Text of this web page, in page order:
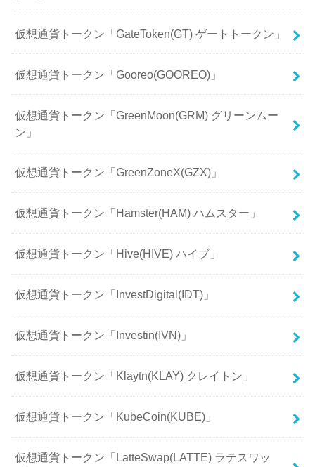
仮想通貨トークン「GateToken(GT) ゲートトークン」
仮想通貨トークン「Gooreo(GOOREO)」
仮想通貨トークン「GreenMoon(GRM) グリーンムー
ン」
仮想通貨トークン「GreenZoneX(GZX)」
仮想通貨トークン「Hamster(HAM) ハムスター」
仮想通貨トークン「Hive(HIVE) ハイブ」
仮想通貨トークン「InvestDigital(IDT)」
仮想通貨トークン「Investin(IVN)」
仮想通貨トークン「Klaytn(KLAY) クレイトン」
仮想通貨トークン「KubeCoin(KUBE)」
仮想通貨トークン「LatteSwap(LATTE) ラテスワッ